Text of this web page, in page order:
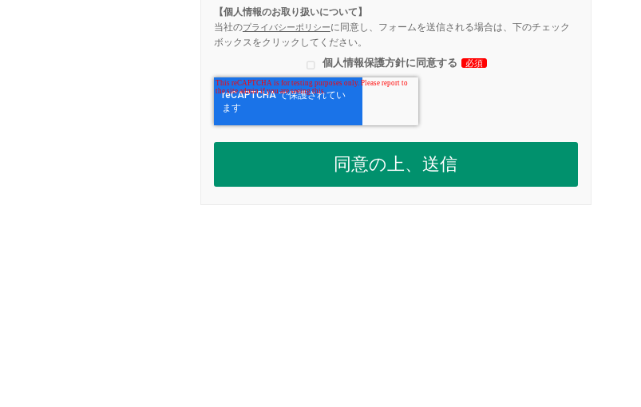
【個人情報のお取り扱いについて】
当社のプライバシーポリシーに同意し、フォームを送信される場合は、下のチェック
ボックスをクリックしてください。
個人情報保護方針に同意する 必須